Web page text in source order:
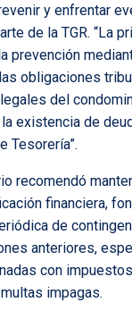
y enfrentar
de la TGR. “La
prevención
obligaciones
del
existencia de
Tesorería”.
recomendó
financiera,
de
anteriores,
con
impagas.